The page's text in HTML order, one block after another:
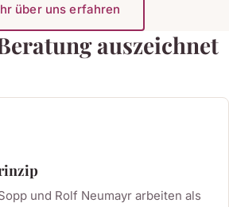
über uns erfahren
auszeichnet
und Rolf Neumayr arbeiten als